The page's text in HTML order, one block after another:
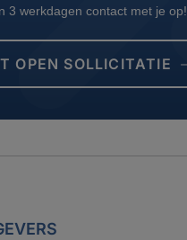
3 werkdagen contact met je op!
OPEN SOLLICITATIE